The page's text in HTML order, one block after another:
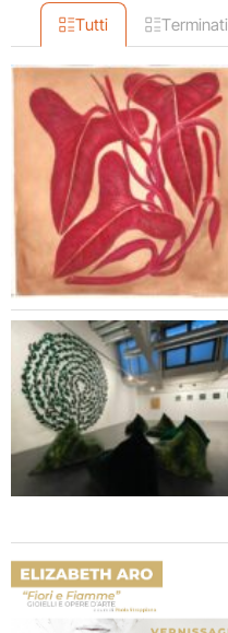
Tutti Terminati